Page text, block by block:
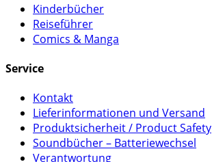
Kinderbücher
Reiseführer
Comics & Manga
Service
Kontakt
Lieferinformationen und Versand
Produktsicherheit / Product Safety
Soundbücher – Batteriewechsel
Verantwortung